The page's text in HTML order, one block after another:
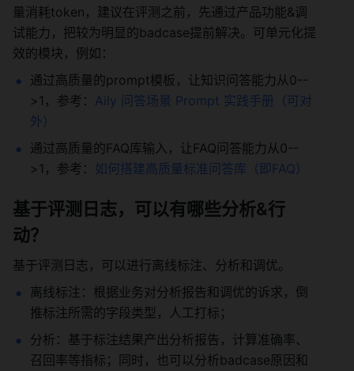
量消耗token，建议在评测之前，先通过产品功能&调
试能力，把较为明显的badcase提前解决。可单元化提
效的模块，例如：
通过高质量的prompt模板，让知识问答能力从0--
>1，参考： Aily 问答场景 Prompt 实践手册（可对
外）
通过高质量的FAQ库输入，让FAQ问答能力从0--
>1，参考： 如何搭建高质量标准问答库（即FAQ）
基于评测日志，可以有哪些分析&行
动？
基于评测日志，可以进行离线标注、分析和调优。
离线标注：根据业务对分析报告和调优的诉求，倒
推标注所需的字段类型，人工打标；
分析：基于标注结果产出分析报告，计算准确率、
召回率等指标；同时，也可以分析badcase原因和